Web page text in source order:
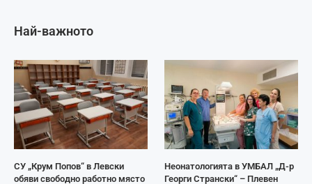
Най-важното
СУ „Крум Попов“ в Левски
обяви свободно работно място
Неонатологията в УМБАЛ „Д-р
Георги Странски“ – Плевен